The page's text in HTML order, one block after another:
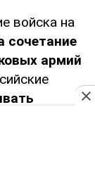
войска на
сочетание
армий